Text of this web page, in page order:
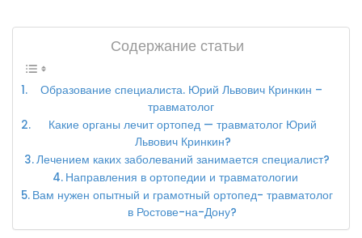
Содержание статьи
Образование специалиста. Юрий Львович Кринкин –
травматолог
Какие органы лечит ортопед — травматолог Юрий
Львович Кринкин?
Лечением каких заболеваний занимается специалист?
Направления в ортопедии и травматологии
Вам нужен опытный и грамотный ортопед- травматолог
в Ростове-на-Дону?